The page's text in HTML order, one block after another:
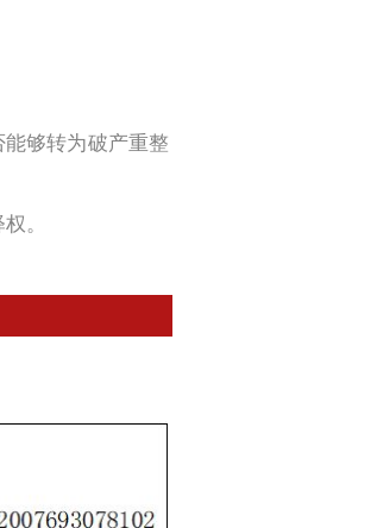
够转为破产重整
。